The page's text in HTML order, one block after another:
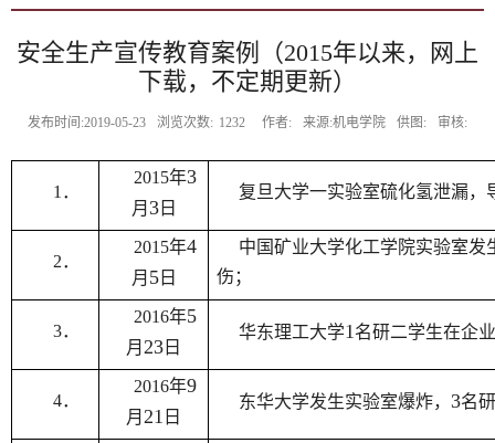
安全生产宣传教育案例（2015年以来，网上
下载，不定期更新）
发布时间:2019-05-23 浏览次数: 1232 作者: 来源:机电学院 供图: 审核:
1 ．
2015年3
月 3日
复旦大学一实验室硫化氢泄漏
2．
2015年4
月 5日
中国矿业大学化工学院实验室
伤；
3．
2016年5
月 23 日
华东理工大学1名研二学生在企
4．
2016年9
月 21 日
东华大学发生实验室爆炸， 3名